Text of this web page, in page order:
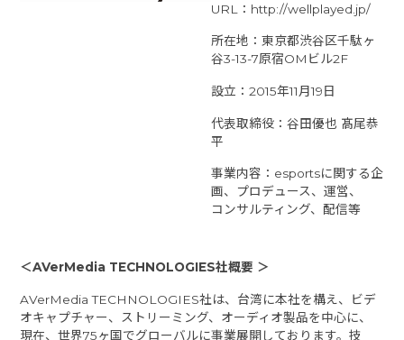
URL： http://wellplayed.jp/
所在地：東京都渋谷区千駄ヶ
谷3-13-7原宿OMビル2F
設立：2015年11月19日
代表取締役：谷田優也 髙尾恭
平
事業内容：esportsに関する企
画、プロデュース、運営、
コンサルティング、配信等
＜AVerMedia TECHNOLOGIES社概要 ＞
AVerMedia TECHNOLOGIES社は、台湾に本社を構え、ビデ
オキャプチャー、ストリーミング、オーディオ製品を中心に、
現在、世界75ヶ国でグローバルに事業展開しております。技